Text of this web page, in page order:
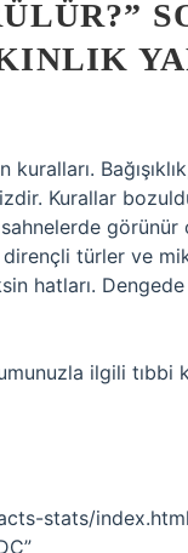
Kurallar
türler ve
hatları.
ilgili tıbbi
stats/